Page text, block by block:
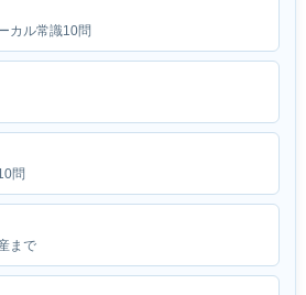
カル常識10問
問
まで